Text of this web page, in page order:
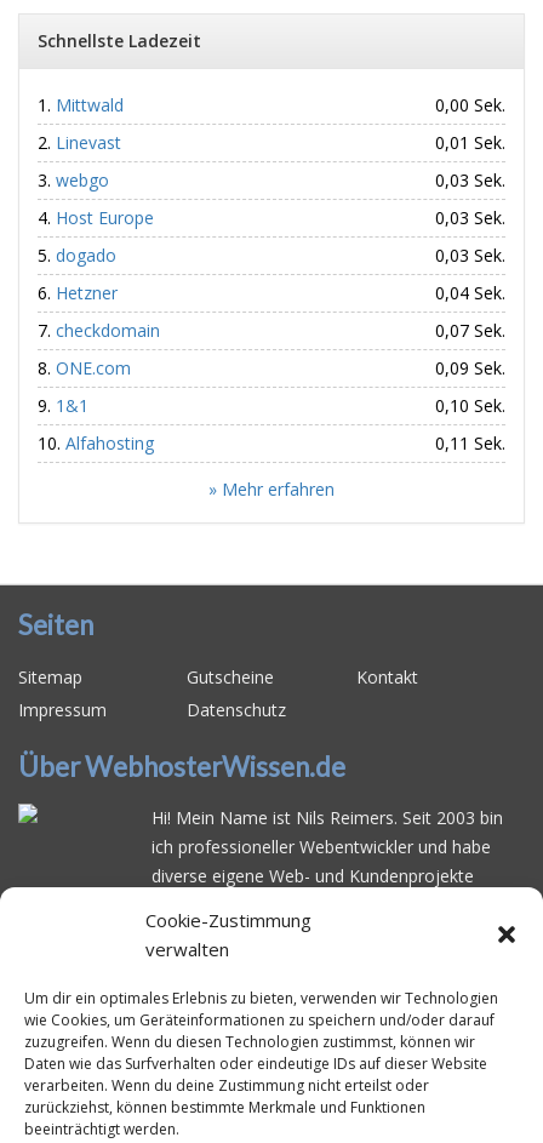
Cookie-Zustimmung
verwalten
Um dir ein optimales Erlebnis zu bieten, verwenden wir Technologien
wie Cookies, um Geräteinformationen zu speichern und/oder darauf
zuzugreifen. Wenn du diesen Technologien zustimmst, können wir
Daten wie das Surfverhalten oder eindeutige IDs auf dieser Website
verarbeiten. Wenn du deine Zustimmung nicht erteilst oder
zurückziehst, können bestimmte Merkmale und Funktionen
beeinträchtigt werden.
Schnellste Ladezeit
Mittwald
0,00 Sek.
Linevast
0,01 Sek.
webgo
0,03 Sek.
Host Europe
0,03 Sek.
dogado
0,03 Sek.
Hetzner
0,04 Sek.
checkdomain
0,07 Sek.
ONE.com
0,09 Sek.
1&1
0,10 Sek.
Alfahosting
0,11 Sek.
» Mehr erfahren
Seiten
Sitemap Gutscheine
Kontakt
Impressum
Datenschutz
Über WebhosterWissen.de
Hi! Mein Name ist Nils Reimers. Seit 2003 bin
ich professioneller Webentwickler und habe
diverse eigene Web- und Kundenprojekte
schwierig ist gutes Webhosting zu finden: Bei
vielen Anbietern ärgert man sich über
Serverausfälleoder überlangsame
Ladezeiten. Deswegen habe ich im Mai 2016
angefangen, die bekanntesten Webhoster
systematisch zu testen und deren
Erreichbarkeit und Ladezeit für eine typische
Website basierend auf dem beliebten CMS-